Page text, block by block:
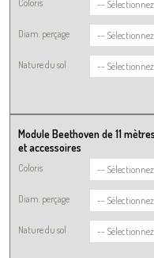
Coloris
Diam. perçage
Nature du sol
Module Beethoven de 11
et accessoires
Coloris
Diam. perçage
Nature du sol